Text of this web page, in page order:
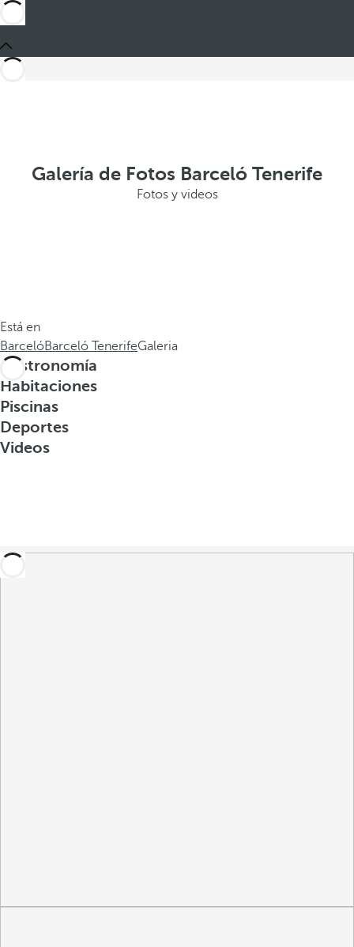
Galería de Fotos Barceló Tenerife
Fotos y videos
Está en
BarcelóBarceló TenerifeGaleria
Gastronomía
Habitaciones
Piscinas
Deportes
Videos